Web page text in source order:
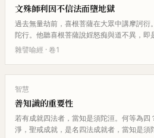
文殊師利因不信法而墮地獄
過去無量劫前，喜根菩薩在大眾中講摩訶
陀行。他聽喜根菩薩說婬怒痴與道不異，即
了。他去喜根弟子家，弟子為他說…
雜譬喻經 · 卷1
智慧
善知識的重要性
若有成就四法者，當知是須陀洹。何等為
淨，聖戒成就，是名四法成就者，當知是須